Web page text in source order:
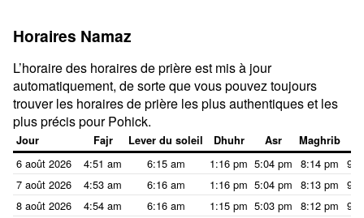
Horaires Namaz
L’horaire des horaires de prière est mis à jour
automatiquement, de sorte que vous pouvez toujours
trouver les horaires de prière les plus authentiques et les
plus précis pour Pohick.
Jour Fajr Lever du soleil Dhuhr Asr Maghrib
6 août 2026 4:51 am 6:15 am 1:16 pm 5:04 pm 8:14 pm
7 août 2026
4:53 am 6:16 am 1:16 pm 5:04 pm 8:13 pm
8 août 2026
4:54 am 6:16 am 1:15 pm 5:03 pm 8:12 pm